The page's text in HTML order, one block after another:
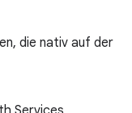
die nativ auf der